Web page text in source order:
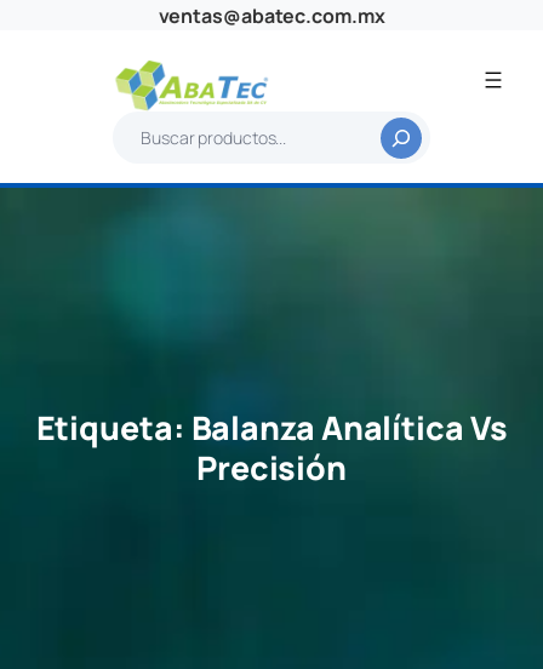
ventas@abatec.com.mx
s
Etiqueta: Balanza Analítica Vs
Precisión